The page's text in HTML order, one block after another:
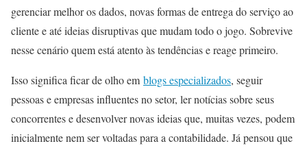
gerenciar melhor os dados, novas formas de entrega do serviço ao
cliente e até ideias disruptivas que mudam todo o jogo. Sobrevive
nesse cenário quem está atento às tendências e reage primeiro.
Isso significa ficar de olho em blogs especializados, seguir
pessoas e empresas influentes no setor, ler notícias sobre seus
concorrentes e desenvolver novas ideias que, muitas vezes, podem
inicialmente nem ser voltadas para a contabilidade. Já pensou que